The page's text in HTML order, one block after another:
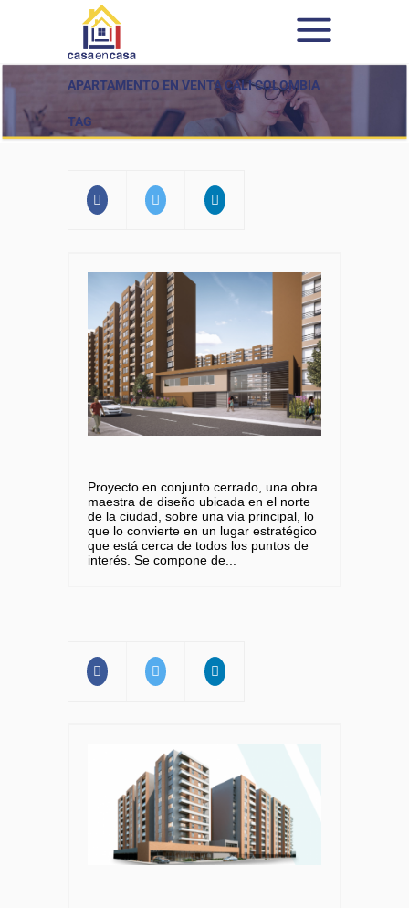
APARTAMENTO EN VENTA CALI COLOMBIA
TAG
Proyecto en conjunto cerrado, una obra
maestra de diseño ubicada en el norte
de la ciudad, sobre una vía principal, lo
que lo convierte en un lugar estratégico
que está cerca de todos los puntos de
interés. Se compone de